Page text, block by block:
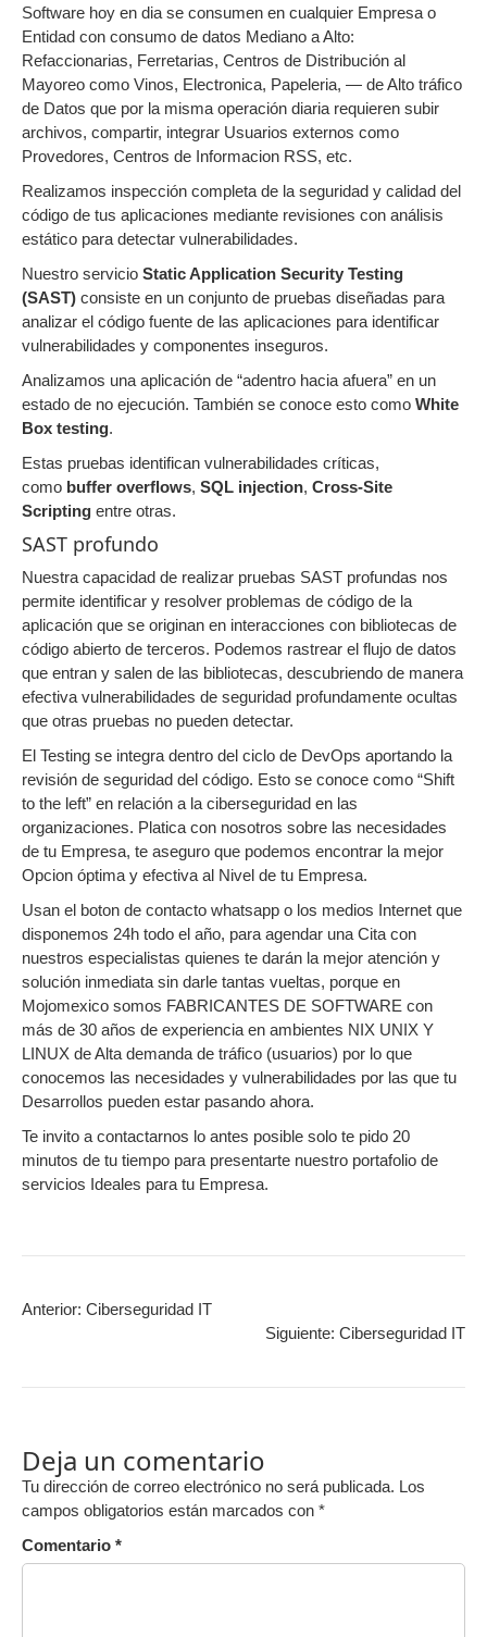
Software hoy en dia se consumen en cualquier Empresa o
Entidad con consumo de datos Mediano a Alto:
Refaccionarias, Ferretarias, Centros de Distribución al
Mayoreo como Vinos, Electronica, Papeleria, — de Alto tráfico
de Datos que por la misma operación diaria requieren subir
archivos, compartir, integrar Usuarios externos como
Provedores, Centros de Informacion RSS, etc.
Realizamos inspección completa de la seguridad y calidad del
código de tus aplicaciones mediante revisiones con análisis
estático para detectar vulnerabilidades.
Nuestro servicio Static Application Security Testing
(SAST) consiste en un conjunto de pruebas diseñadas para
analizar el código fuente de las aplicaciones para identificar
vulnerabilidades y componentes inseguros.
Analizamos una aplicación de “adentro hacia afuera” en un
estado de no ejecución. También se conoce esto como White
Box testing.
Estas pruebas identifican vulnerabilidades críticas,
como buffer overflows, SQL injection, Cross-Site
Scripting entre otras.
SAST profundo
Nuestra capacidad de realizar pruebas SAST profundas nos
permite identificar y resolver problemas de código de la
aplicación que se originan en interacciones con bibliotecas de
código abierto de terceros. Podemos rastrear el flujo de datos
que entran y salen de las bibliotecas, descubriendo de manera
efectiva vulnerabilidades de seguridad profundamente ocultas
que otras pruebas no pueden detectar.
El Testing se integra dentro del ciclo de DevOps aportando la
revisión de seguridad del código. Esto se conoce como “Shift
to the left” en relación a la ciberseguridad en las
organizaciones. Platica con nosotros sobre las necesidades
de tu Empresa, te aseguro que podemos encontrar la mejor
Opcion óptima y efectiva al Nivel de tu Empresa.
Usan el boton de contacto whatsapp o los medios Internet que
disponemos 24h todo el año, para agendar una Cita con
nuestros especialistas quienes te darán la mejor atención y
solución inmediata sin darle tantas vueltas, porque en
Mojomexico somos FABRICANTES DE SOFTWARE con
más de 30 años de experiencia en ambientes NIX UNIX Y
LINUX de Alta demanda de tráfico (usuarios) por lo que
conocemos las necesidades y vulnerabilidades por las que tu
Desarrollos pueden estar pasando ahora.
Te invito a contactarnos lo antes posible solo te pido 20
minutos de tu tiempo para presentarte nuestro portafolio de
servicios Ideales para tu Empresa.
Anterior: Ciberseguridad IT
Siguiente: Ciberseguridad IT
Deja un comentario
Tu dirección de correo electrónico no será publicada. Los
campos obligatorios están marcados con *
Comentario *